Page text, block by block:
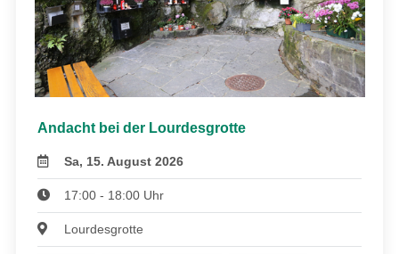
Andacht bei der Lourdesgrotte
Sa, 15. August 2026
17:00 - 18:00 Uhr
Lourdesgrotte